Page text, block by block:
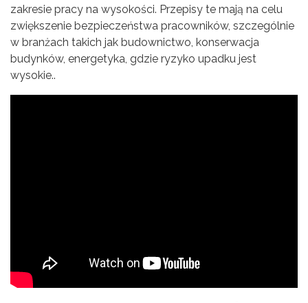
zakresie pracy na wysokości. Przepisy te mają na celu
zwiększenie bezpieczeństwa pracowników, szczególnie
w branżach takich jak budownictwo, konserwacja
budynków, energetyka, gdzie ryzyko upadku jest
wysokie..